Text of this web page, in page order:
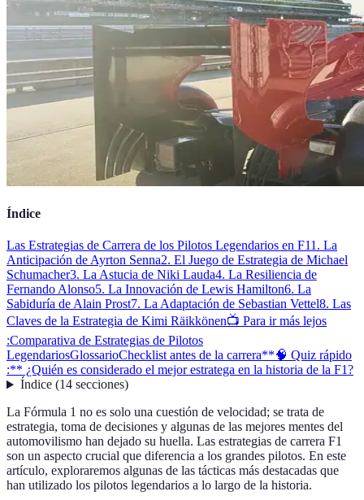
Índice
Las Estrategias de Carrera de los Pilotos Legendarios en F11. La
Anticipación de Ayrton Senna2. El Juego de Estrategia de Michael
Schumacher3. La Astucia de Niki Lauda4. La Resiliencia de
Fernando Alonso5. La Innovación de Lewis Hamilton6. La
Sabiduría de Alain Prost7. La Adaptación de Sebastian Vettel8. Las
Claves de la Estrategia de Kimi Räikkönen📺 Para ir más lejos
:Comparativa de Estrategias de Pilotos
LegendariosGlossarioChecklist antes de la carrera**🧠 Quiz rápido
:** ¿Quién es considerado el mejor estratega en la historia de la F1?
Índice(14 secciones)
La Fórmula 1 no es solo una cuestión de velocidad; se trata de
estrategia, toma de decisiones y algunas de las mejores mentes del
automovilismo han dejado su huella. Las estrategias de carrera F1
son un aspecto crucial que diferencia a los grandes pilotos. En este
artículo, exploraremos algunas de las tácticas más destacadas que
han utilizado los pilotos legendarios a lo largo de la historia.